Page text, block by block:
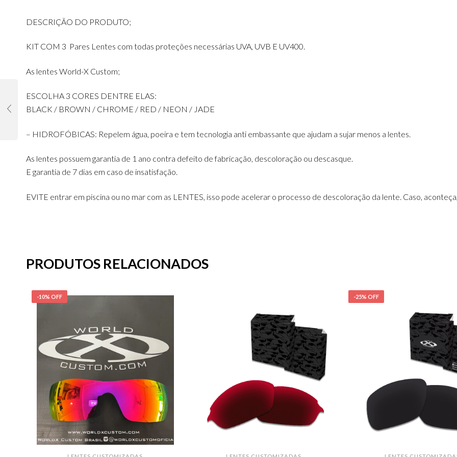
DESCRIÇÃO DO PRODUTO;
KIT COM 3 Pares Lentes com todas proteções necessárias UVA, UVB E UV400.
As lentes World-X Custom;
ESCOLHA 3 CORES DENTRE ELAS:
BLACK / BROWN / CHROME / RED / NEON / JADE
– HIDROFÓBICAS: Repelem água, poeira e tem tecnologia anti embassante que ajudam a sujar menos a lentes.
As lentes possuem garantia de 1 ano contra defeito de fabricação, descoloração ou descasque.
E garantia de 7 dias em caso de insatisfação.
EVITE entrar em piscina ou no mar com as LENTES, isso pode acelerar o processo de descoloração da lente. Caso,
PRODUTOS RELACIONADOS
-10% OFF -25% OFF